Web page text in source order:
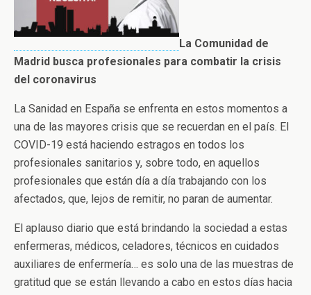
La Comunidad de
Madrid busca profesionales para combatir la crisis
del coronavirus
La Sanidad en España se enfrenta en estos momentos a
una de las mayores crisis que se recuerdan en el país. El
COVID-19 está haciendo estragos en todos los
profesionales sanitarios y, sobre todo, en aquellos
profesionales que están día a día trabajando con los
afectados, que, lejos de remitir, no paran de aumentar.
El aplauso diario que está brindando la sociedad a estas
enfermeras, médicos, celadores, técnicos en cuidados
auxiliares de enfermería… es solo una de las muestras de
gratitud que se están llevando a cabo en estos días hacia